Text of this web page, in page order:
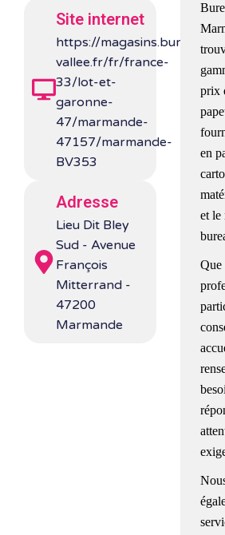
Site internet
https://magasins.bureau-
vallee.fr/fr/france-
33/lot-et-
garonne-
47/marmande-
47157/marmande-
BV353
Adresse
Lieu Dit Bley
Sud - Avenue
François
Mitterrand -
47200
Marmande
prix
en
et le
Que